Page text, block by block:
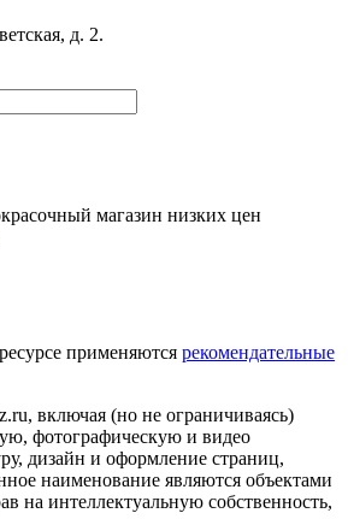
д. 2.
магазин низких цен
применяются рекомендательные
включая (но не ограничиваясь)
фотографическую и видео
дизайн и оформление страниц,
наименование являются объектами
на интеллектуальную собственность,